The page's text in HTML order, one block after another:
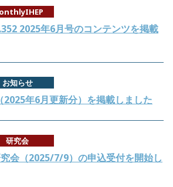
2025年6月号のコンテンツを掲載
お知らせ
2025年6月更新分）を掲載しました
研究会
会（2025/7/9）の申込受付を開始し